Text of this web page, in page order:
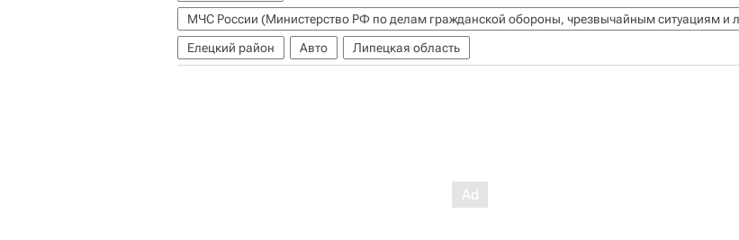
Елецкий район
Авто Липецкая область